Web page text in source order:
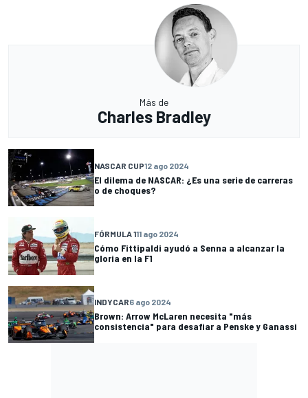
Más de
Charles Bradley
NASCAR CUP12 ago 2024
El dilema de NASCAR: ¿Es una serie de carreras
o de choques?
FÓRMULA 111 ago 2024
Cómo Fittipaldi ayudó a Senna a alcanzar la
gloria en la F1
INDYCAR6 ago 2024
Brown: Arrow McLaren necesita "más
consistencia" para desafiar a Penske y Ganassi